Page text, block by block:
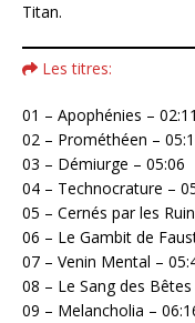
Titan.
Les titres:
01 – Apophénies – 02:11
02 – Prométhéen –
03 – Démiurge – 05:06
04 – Technocrature –
05 – Cernés par les
06 – Le Gambit de
07 – Venin Mental –
08 – Le Sang des Bêtes
09 – Melancholia –